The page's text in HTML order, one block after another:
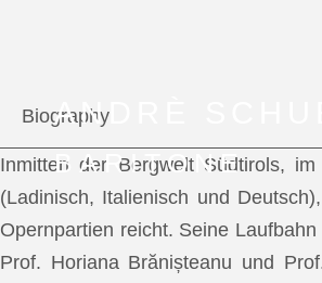
ANDRÈ
BARITONE
Biography
Inmitten der Bergwelt Südtirols,
(Ladinisch, Italienisch und
Opernpartien reicht. Seine
Prof. Horiana Brănișteanu und